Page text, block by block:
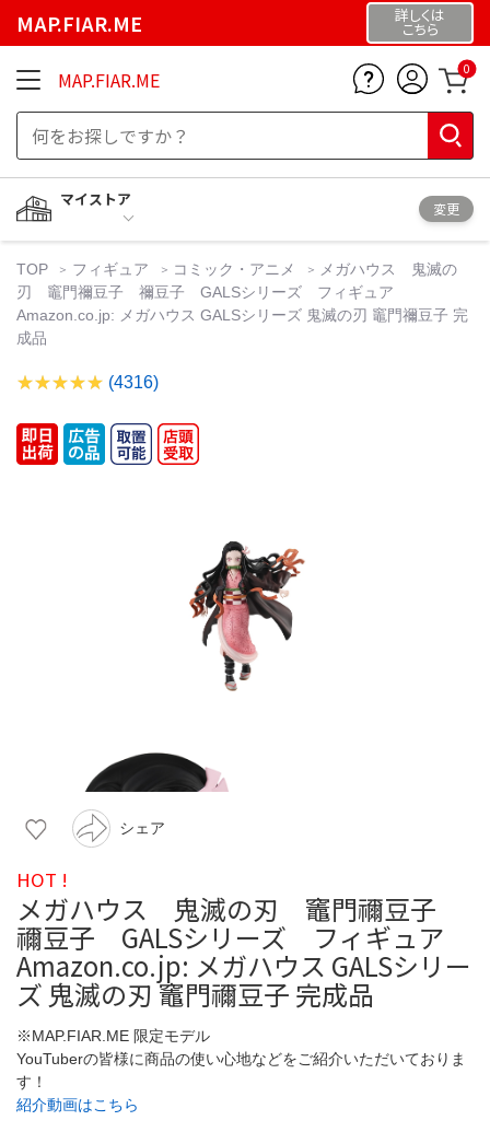
MAP.FIAR.ME 詳しくは
こちら
MAP.FIAR.ME 0
マイストア
変更
TOP フィギュア コミック・アニメ
メガハウス 鬼滅の
刃 竈門禰豆子 禰豆子 GALSシリーズ フィギュア
Amazon.co.jp: メガハウス GALSシリーズ 鬼滅の刃 竈門禰豆子 完
成品
(4316)
シェア
HOT !
メガハウス 鬼滅の刃 竈門禰豆子
禰豆子 GALSシリーズ フィギュア
Amazon.co.jp: メガハウス GALSシリー
ズ 鬼滅の刃 竈門禰豆子 完成品
※MAP.FIAR.ME 限定モデル
YouTuberの皆様に商品の使い心地などをご紹介いただいておりま
す！
紹介動画はこちら